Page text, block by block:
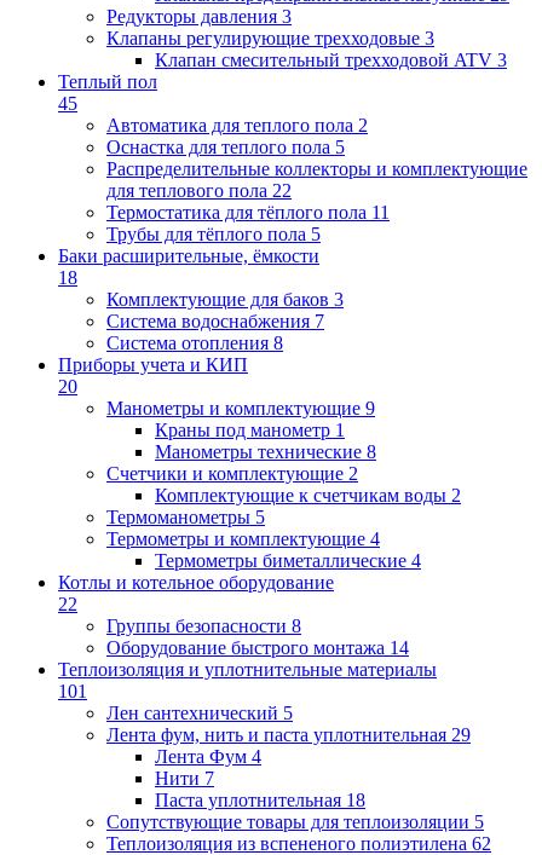
Редукторы давления 3
Клапаны регулирующие трехходовые 3
Клапан смесительный трехходовой ATV 3
Теплый пол
45
Автоматика для теплого пола 2
Оснастка для теплого пола 5
Распределительные коллекторы и комплектующие
для теплового пола 22
Термостатика для тёплого пола 11
Трубы для тёплого пола 5
Баки расширительные, ёмкости
18
Комплектующие для баков 3
Система водоснабжения 7
Система отопления 8
Приборы учета и КИП
20
Манометры и комплектующие 9
Краны под манометр 1
Манометры технические 8
Счетчики и комплектующие 2
Комплектующие к счетчикам воды 2
Термоманометры 5
Термометры и комплектующие 4
Термометры биметаллические 4
Котлы и котельное оборудование
22
Группы безопасности 8
Оборудование быстрого монтажа 14
Теплоизоляция и уплотнительные материалы
101
Лен сантехнический 5
Лента фум, нить и паста уплотнительная 29
Лента Фум 4
Нити 7
Паста уплотнительная 18
Сопутствующие товары для теплоизоляции 5
Теплоизоляция из вспененого полиэтилена 62